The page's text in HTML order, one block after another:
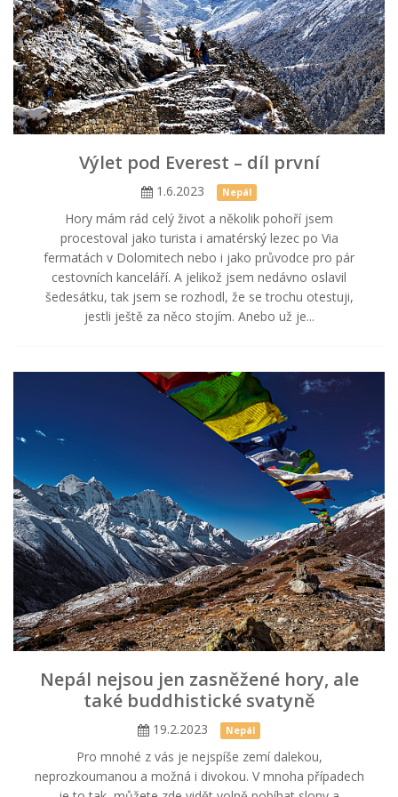
Výlet pod Everest – díl první
1.6.2023 Nepál
Hory mám rád celý život a několik pohoří jsem
procestoval jako turista i amatérský lezec po Via
fermatách v Dolomitech nebo i jako průvodce pro pár
cestovních kanceláří. A jelikož jsem nedávno oslavil
šedesátku, tak jsem se rozhodl, že se trochu otestuji,
jestli ještě za něco stojím. Anebo už je...
Nepál nejsou jen zasněžené hory, ale
také buddhistické svatyně
19.2.2023 Nepál
Pro mnohé z vás je nejspíše zemí dalekou,
neprozkoumanou a možná i divokou. V mnoha případech